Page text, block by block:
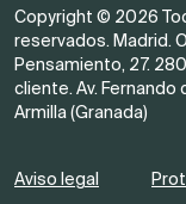
Copyright © 2026
reservados. Madrid.
Pensamiento, 27.
cliente. Av. Fernando
Armilla (Granada)
Aviso legal